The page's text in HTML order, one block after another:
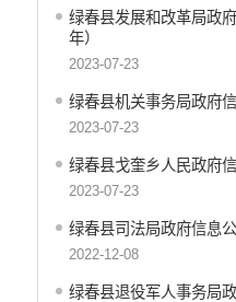
绿春县发展和改革局政
年）
2023-07-23
绿春县机关事务局政府
2023-07-23
绿春县戈奎乡人民政府
2023-07-23
绿春县司法局政府信息
2022-12-08
绿春县退役军人事务局